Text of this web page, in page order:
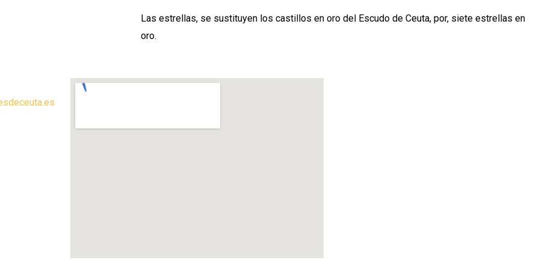
Las estrellas, se sustituyen los castillos en oro del Escudo de Ceuta, por, siete estrellas en
oro.